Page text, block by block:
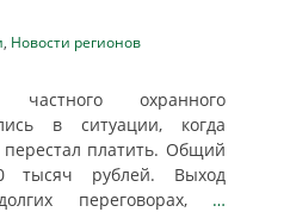
, Новости регионов
охранного
в ситуации, когда
перестал платить. Общий
тысяч рублей. Выход
переговорах, …